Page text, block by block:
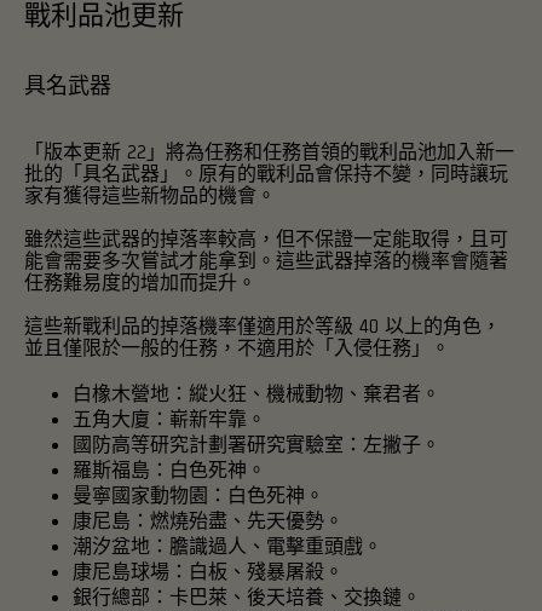
戰利品池更新
具名武器
「版本更新 22」將為任務和任務首領的戰利品池加入新一
批的「具名武器」。原有的戰利品會保持不變，同時讓玩
家有獲得這些新物品的機會。
雖然這些武器的掉落率較高，但不保證一定能取得，且可
能會需要多次嘗試才能拿到。這些武器掉落的機率會隨著
任務難易度的增加而提升。
這些新戰利品的掉落機率僅適用於等級 40 以上的角色，
並且僅限於一般的任務，不適用於「入侵任務」。
白橡木營地 ：縱火狂、機械動物、棄君者。
五角大廈 ：嶄新牢靠。
國防高等研究計劃署研究實驗室 ：左撇子。
羅斯福島 ：白色死神。
曼寧國家動物園 ：白色死神。
康尼島 ：燃燒殆盡、先天優勢。
潮汐盆地 ：膽識過人、電擊重頭戲。
康尼島球場 ：白板、殘暴屠殺。
銀行總部 ：卡巴萊、後天培養、交換鏈。